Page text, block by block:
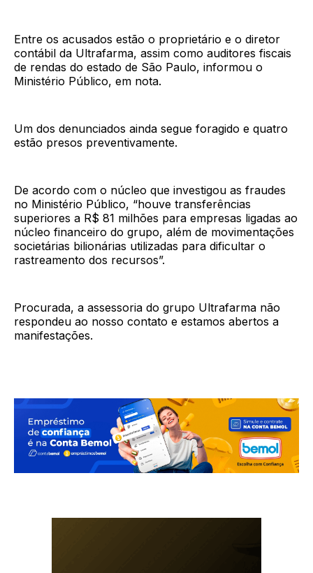
Entre os acusados estão o proprietário e o diretor
contábil da Ultrafarma, assim como auditores fiscais
de rendas do estado de São Paulo, informou o
Ministério Público, em nota.
Um dos denunciados ainda segue foragido e quatro
estão presos preventivamente.
De acordo com o núcleo que investigou as fraudes
no Ministério Público, “houve transferências
superiores a R$ 81 milhões para empresas ligadas ao
núcleo financeiro do grupo, além de movimentações
societárias bilionárias utilizadas para dificultar o
rastreamento dos recursos”.
Procurada, a assessoria do grupo Ultrafarma não
respondeu ao nosso contato e estamos abertos a
manifestações.